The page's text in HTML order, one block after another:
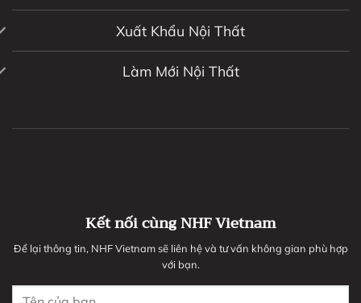
Xuất Khẩu Nội Thất
Làm Mới Nội Thất
Kết nối cùng NHF Vietnam
Để lại thông tin, NHF Vietnam sẽ liên hệ và tư vấn không gian phù hợp
với bạn.